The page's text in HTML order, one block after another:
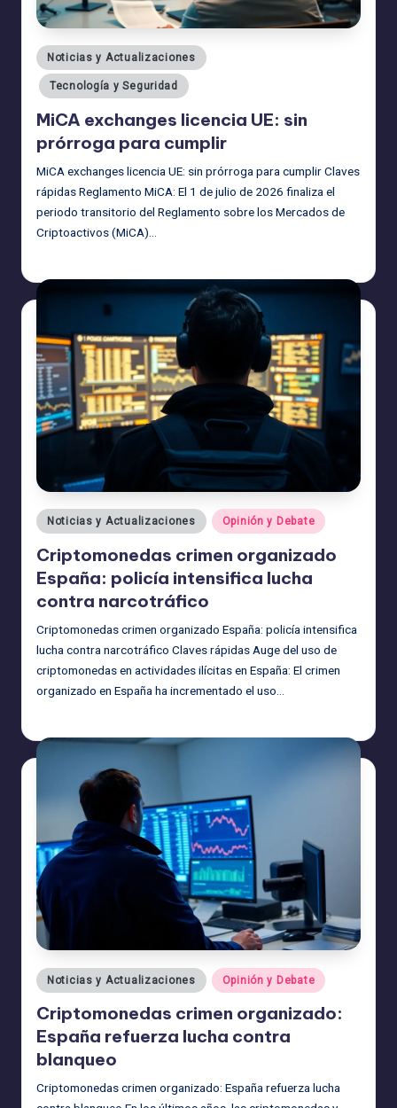
Publicado
en
Noticias y Actualizaciones
Tecnología y Seguridad
MiCA exchanges licencia UE: sin
prórroga para cumplir
MiCA exchanges licencia UE: sin prórroga para cumplir Claves
rápidas Reglamento MiCA: El 1 de julio de 2026 finaliza el
periodo transitorio del Reglamento sobre los Mercados de
Criptoactivos (MiCA)…
Publicado
en
Noticias y Actualizaciones Opinión y Debate
Criptomonedas crimen organizado
España: policía intensifica lucha
contra narcotráfico
Criptomonedas crimen organizado España: policía intensifica
lucha contra narcotráfico Claves rápidas Auge del uso de
criptomonedas en actividades ilícitas en España: El crimen
organizado en España ha incrementado el uso…
Publicado
en
Noticias y Actualizaciones Opinión y Debate
Criptomonedas crimen organizado:
España refuerza lucha contra
blanqueo
Criptomonedas crimen organizado: España refuerza lucha